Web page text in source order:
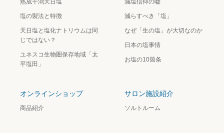
熟成干潟天日塩
塩の製法と特徴
天日塩と塩化ナトリウムは同
じではない？
ユネスコ生物圏保存地域「太
平塩田」
減塩信仰の嘘
減らすべき「塩」
なぜ「生の塩」が大切なのか
日本の塩事情
お塩の10箇条
オンラインショップ
商品紹介
サロン施設紹介
ソルトルーム